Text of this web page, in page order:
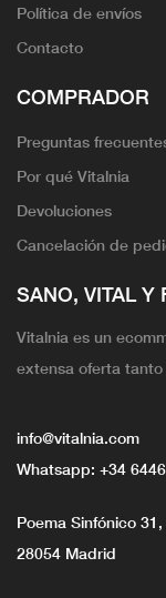
Política de envíos
Contacto
COMPRADOR
Preguntas
Por qué Vitalnia
Devoluciones
Cancelación de
SANO, VITAL Y
Vitalnia es un
extensa oferta
info@vitalnia.com
Whatsapp: +34
Poema Sinfónico 31,
28054 Madrid